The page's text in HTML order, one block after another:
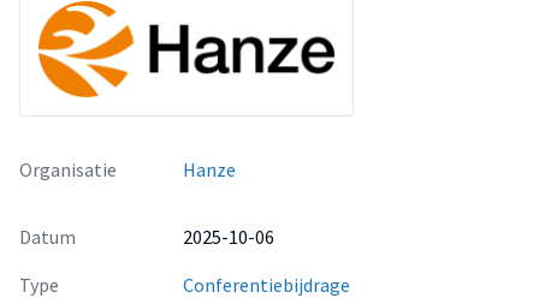
Organisatie Hanze
Datum
2025-10-06
Type
Conferentiebijdrage